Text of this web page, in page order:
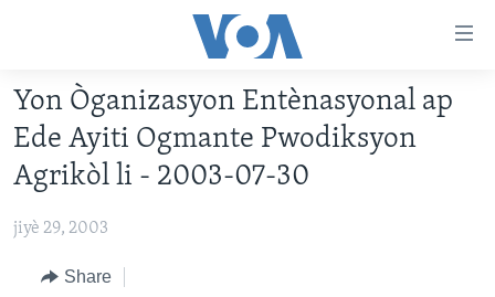
Skip
main
content
Skip
to
Navigation
LÈZETAZINI
AMERIK LATIN
ENTÈNASYONAL
VIDEO
Yon Òganizasyon Entènasyonal ap
Ede Ayiti Ogmante Pwodiksyon
Agrikòl li - 2003-07-30
jiyè 29, 2003
Share